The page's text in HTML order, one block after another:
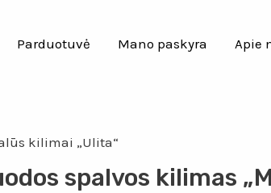
Parduotuvė Mano paskyra Apie
kilimai „Ulita“
spalvos kilimas